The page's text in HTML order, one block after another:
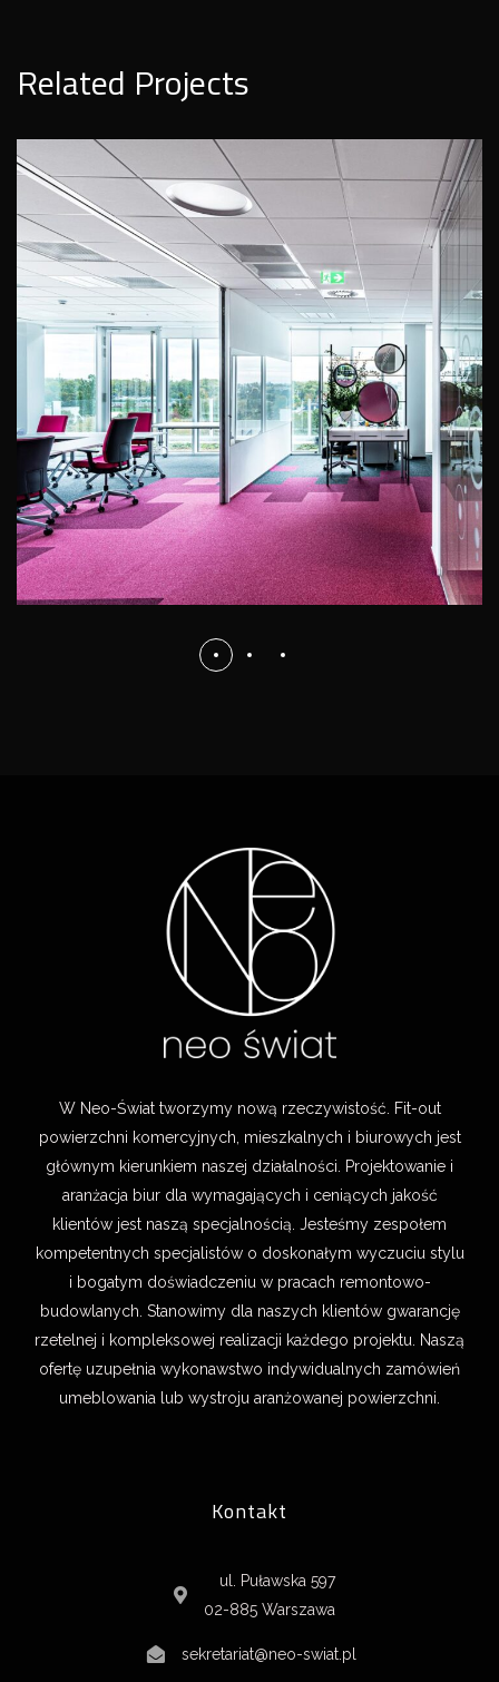
Related Projects
Avon
BIURA
W Neo-Świat tworzymy nową rzeczywistość. Fit-out
powierzchni komercyjnych, mieszkalnych i biurowych jest
głównym kierunkiem naszej działalności. Projektowanie i
aranżacja biur dla wymagających i ceniących jakość
klientów jest naszą specjalnością. Jesteśmy zespołem
kompetentnych specjalistów o doskonałym wyczuciu stylu
i bogatym doświadczeniu w pracach remontowo-
budowlanych. Stanowimy dla naszych klientów gwarancję
rzetelnej i kompleksowej realizacji każdego projektu. Naszą
ofertę uzupełnia wykonawstwo indywidualnych zamówień
umeblowania lub wystroju aranżowanej powierzchni.
Kontakt
ul. Puławska 597
02-885 Warszawa
sekretariat@neo-swiat.pl